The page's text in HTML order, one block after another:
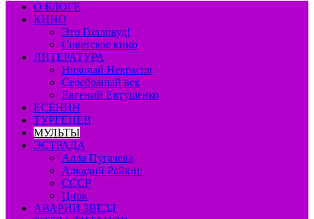
О БЛОГЕ
КИНО
Это Голливуд!
Советское кино
ЛИТЕРАТУРА
Николай Некрасов
Серебряный век
Евгений Евтушенко
ЕСЕНИН
ТУРГЕНЕВ
МУЛЬТЫ
ЭСТРАДА
Алла Пугачева
Аркадий Райкин
СССР
Цирк
АВАРИИ ЗВЕЗД